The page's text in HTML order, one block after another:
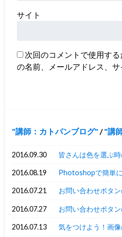
サイト
次回のコメントで使用す
の名前、メールアドレス、サ
講師：カトパンブログ / 講
2016.09.30 皆さんは色を選ぶ時
2016.08.19 Photoshopで簡単
2016.07.21 お問い合わせボタ
2016.07.27 お問い合わせボタ
2016.07.13 気をつけよう！画